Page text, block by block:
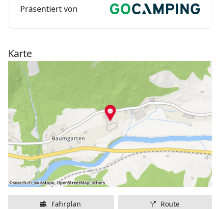
Präsentiert von
Karte
Fahrplan Route